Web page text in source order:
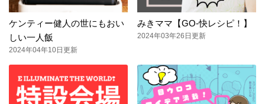
ケンティー健人の世にもおい
しい一人飯
2024年04年10日更新
みきママ【GO-快レシピ！】
2024年03年26日更新